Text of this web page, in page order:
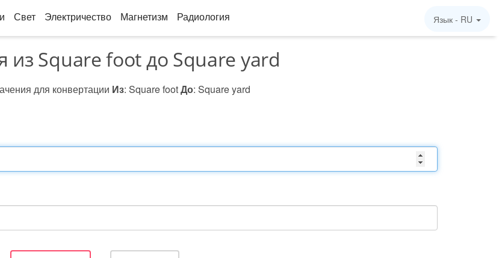
Свет Электричество Магнетизм Радиология Язык - RU
из Square foot до Square yard
для конвертации Из: Square footДо: Square yard